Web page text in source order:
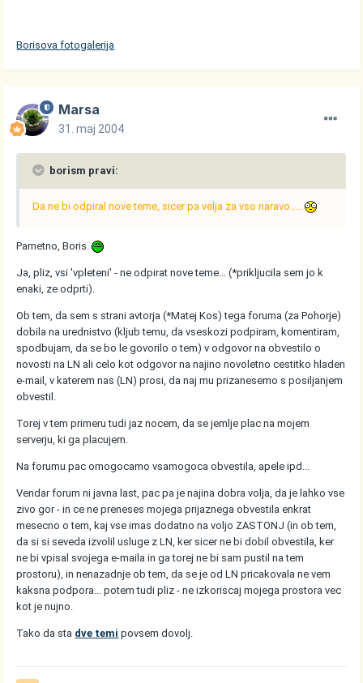
Borisova fotogalerija
Marsa
31. maj 2004
borism pravi:
Da ne bi odpiral nove teme, sicer pa velja za vso naravo.....
Pametno, Boris.
Ja, pliz, vsi 'vpleteni' - ne odpirat nove teme... (*prikljucila sem jo k
enaki, ze odprti).
Ob tem, da sem s strani avtorja (*Matej Kos) tega foruma (za Pohorje)
dobila na urednistvo (kljub temu, da vseskozi podpiram, komentiram,
spodbujam, da se bo le govorilo o tem) v odgovor na obvestilo o
novosti na LN ali celo kot odgovor na najino novoletno cestitko hladen
e-mail, v katerem nas (LN) prosi, da naj mu prizanesemo s posiljanjem
obvestil.
Torej v tem primeru tudi jaz nocem, da se jemlje plac na mojem
serverju, ki ga placujem.
Na forumu pac omogocamo vsamogoca obvestila, apele ipd...
Vendar forum ni javna last, pac pa je najina dobra volja, da je lahko vse
zivo gor - in ce ne preneses mojega prijaznega obvestila enkrat
mesecno o tem, kaj vse imas dodatno na voljo ZASTONJ (in ob tem,
da si si seveda izvolil usluge z LN, ker sicer ne bi dobil obvestila, ker
ne bi vpisal svojega e-maila in ga torej ne bi sam pustil na tem
prostoru), in nenazadnje ob tem, da se je od LN pricakovala ne vem
kaksna podpora... potem tudi pliz - ne izkoriscaj mojega prostora vec
kot je nujno.
Tako da sta dve temi povsem dovolj.